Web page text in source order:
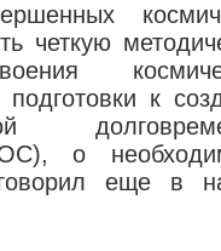
четкую
к
о
еще в